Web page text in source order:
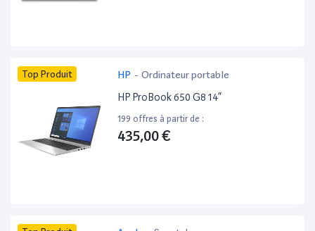
Top Produit HP - Ordinateur portable
HP ProBook 650 G8 14”
199 offres à partir de :
435,00 €